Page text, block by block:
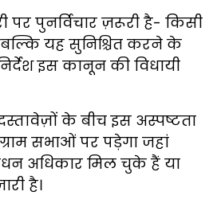
पर पुनर्विचार ज़रूरी है- किसी
यह सुनिश्चित करने के
इस कानून की विधायी
के बीच इस अस्पष्टता
सभाओं पर पड़ेगा जहां
अधिकार मिल चुके हैं या
है।